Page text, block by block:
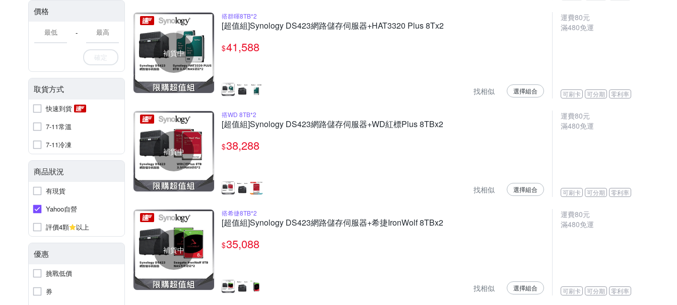
價格
-
確定
取貨方式
快速到貨
7-11常溫
7-11冷凍
商品狀況
有現貨
Yahoo自營
評價4顆
以上
優惠
挑戰低價
券
補貨中
搭群暉8TB*2
[超值組]Synology DS423網路儲存伺服器+HAT3320 Plus 8Tx2
$41,588
找相似 選擇組合
運費80元
滿480免運
可刷卡 可分期 零利率
補貨中
搭WD 8TB*2
[超值組]Synology DS423網路儲存伺服器+WD紅標Plus 8TBx2
$38,288
找相似 選擇組合
運費80元
滿480免運
可刷卡 可分期 零利率
補貨中
搭希捷8TB*2
[超值組]Synology DS423網路儲存伺服器+希捷IronWolf 8TBx2
$35,088
找相似 選擇組合
運費80元
滿480免運
可刷卡 可分期 零利率